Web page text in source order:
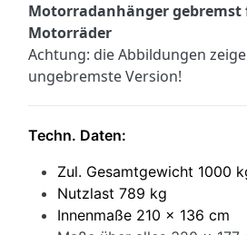
Motorradanhänger gebremst
Motorräder
Achtung: die Abbildungen
ungebremste Version!
Techn. Daten:
Zul. Gesamtgewicht 1000
Nutzlast 789 kg
Innenmaße 210 x 136 cm